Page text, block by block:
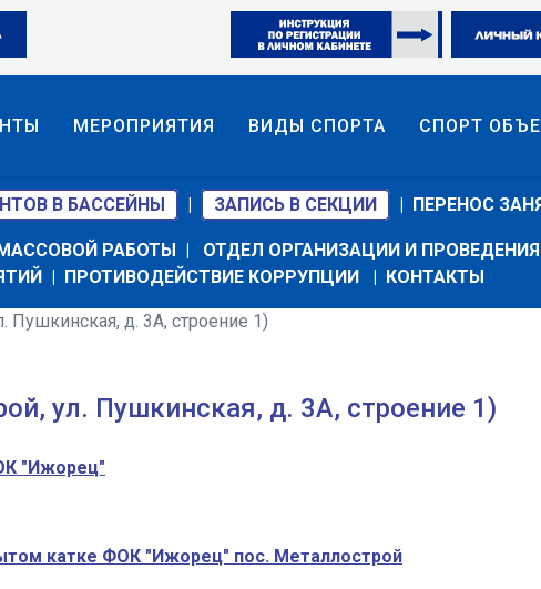
МЕРОПРИЯТИЯ ВИДЫ СПОРТА СПОРТ
В БАССЕЙНЫ | ЗАПИСЬ В СЕКЦИИ | ПЕРЕНОС
РАБОТЫ | ОТДЕЛ ОРГАНИЗАЦИИ И
| ПРОТИВОДЕЙСТВИЕ КОРРУПЦИИ | КОНТАКТЫ
д. 3А, строение 1)
ул. Пушкинская, д. 3А, строение 1)
"Ижорец"
катке ФОК "Ижорец" пос. Металлострой